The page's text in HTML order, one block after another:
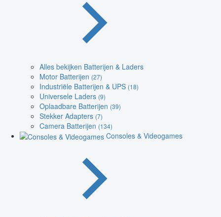
Alles bekijken Batterijen & Laders
Motor Batterijen (27)
Industriële Batterijen & UPS (18)
Universele Laders (9)
Oplaadbare Batterijen (39)
Stekker Adapters (7)
Camera Batterijen (134)
Consoles & Videogames